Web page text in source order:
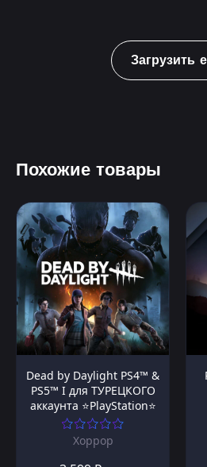
Загрузить
Похожие товары
Dead by Daylight PS4™ &
PS5™ I для ТУРЕЦКОГО
аккаунта ⭐PlayStation⭐
Хоррор